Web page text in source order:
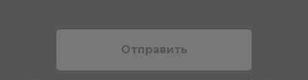
Отправить